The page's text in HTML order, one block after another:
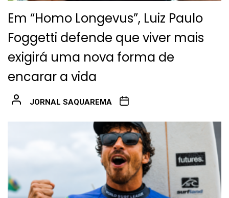
Em “Homo Longevus”, Luiz Paulo
Foggetti defende que viver mais
exigirá uma nova forma de
encarar a vida
JORNAL SAQUAREMA